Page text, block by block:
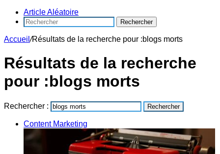
Article Aléatoire
Rechercher
Accueil/Résultats de la recherche pour :blogs morts
Résultats de la recherche
pour :blogs morts
Rechercher :
Content Marketing